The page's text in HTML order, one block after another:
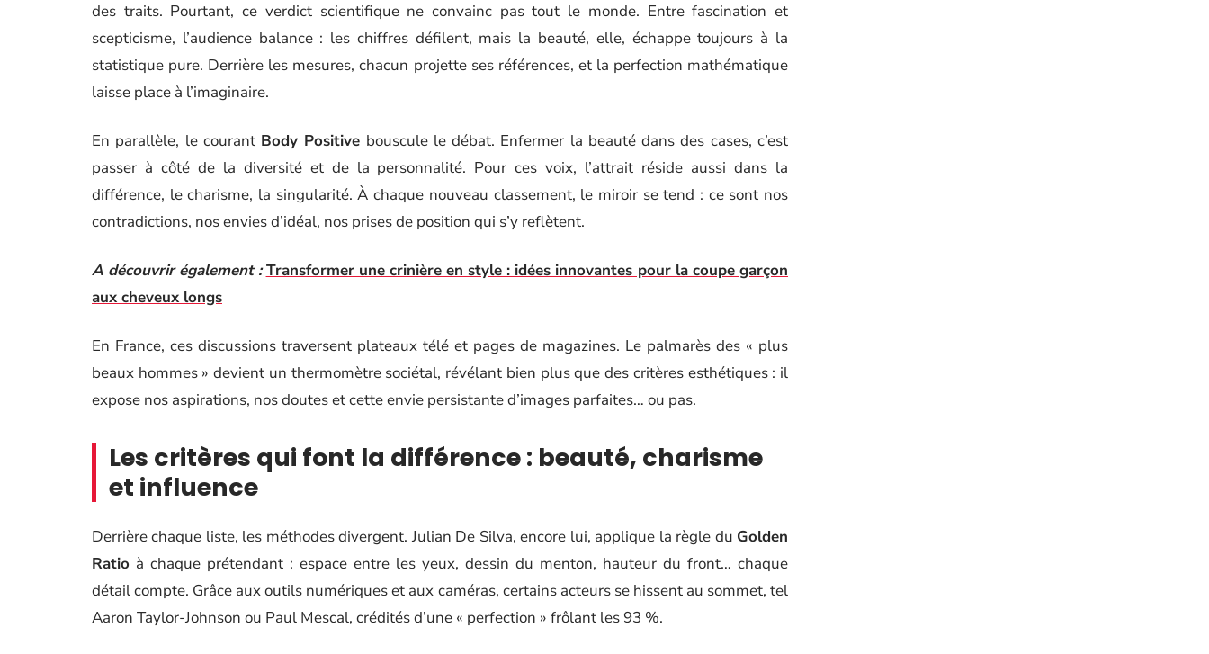
des traits. Pourtant, ce verdict scientifique ne convainc pas tout le monde. Entre fascination et
scepticisme, l’audience balance : les chiffres défilent, mais la beauté, elle, échappe toujours à la
statistique pure. Derrière les mesures, chacun projette ses références, et la perfection mathématique
laisse place à l’imaginaire.
En parallèle, le courant Body Positive bouscule le débat. Enfermer la beauté dans des cases, c’est
passer à côté de la diversité et de la personnalité. Pour ces voix, l’attrait réside aussi dans la
différence, le charisme, la singularité. À chaque nouveau classement, le miroir se tend : ce sont nos
contradictions, nos envies d’idéal, nos prises de position qui s’y reflètent.
A découvrir également :Transformer une crinière en style : idées innovantes pour la coupe garçon
aux cheveux longs
En France, ces discussions traversent plateaux télé et pages de magazines. Le palmarès des « plus
beaux hommes » devient un thermomètre sociétal, révélant bien plus que des critères esthétiques : il
expose nos aspirations, nos doutes et cette envie persistante d’images parfaites… ou pas.
Les critères qui font la différence : beauté, charisme
et influence
Derrière chaque liste, les méthodes divergent. Julian De Silva, encore lui, applique la règle du Golden
Ratio à chaque prétendant : espace entre les yeux, dessin du menton, hauteur du front… chaque
détail compte. Grâce aux outils numériques et aux caméras, certains acteurs se hissent au sommet, tel
Aaron Taylor-Johnson ou Paul Mescal, crédités d’une « perfection » frôlant les 93 %.